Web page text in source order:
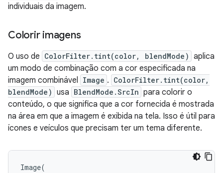
individuais da imagem.
Colorir imagens
O uso de ColorFilter.tint(color, blendMode) aplica
um modo de combinação com a cor especificada na
imagem combinável
Image . ColorFilter.tint(color,
blendMode) usa BlendMode.SrcIn para colorir o
conteúdo, o que significa que a cor fornecida é mostrada
na área em que a imagem é exibida na tela. Isso é útil para
ícones e veículos que precisam ter um tema diferente.
Image(